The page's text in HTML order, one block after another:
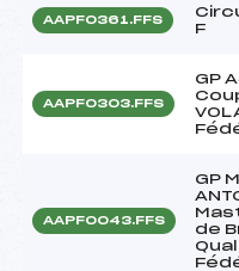
AAPF0361.FFS
F
AAPF0303.FFS
GP
AAPF0043.FFS
GP
de